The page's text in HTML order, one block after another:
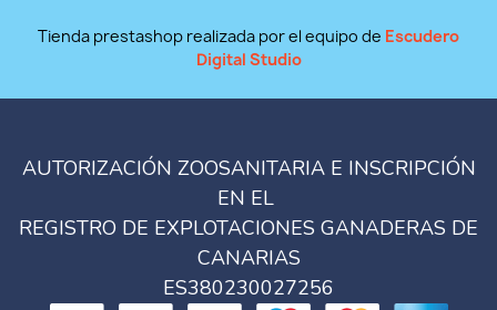
Tienda prestashop realizada por el equipo de Escudero
Digital Studio
AUTORIZACIÓN ZOOSANITARIA E INSCRIPCIÓN
EN EL
REGISTRO DE EXPLOTACIONES GANADERAS DE
CANARIAS
ES380230027256